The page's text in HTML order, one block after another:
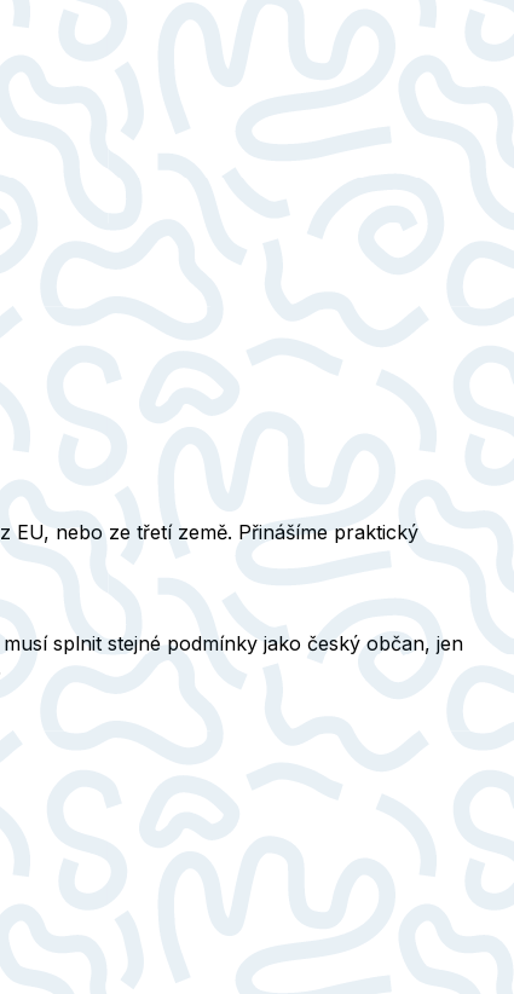
EU, nebo ze třetí země. Přinášíme praktický
splnit stejné podmínky jako český občan, jen